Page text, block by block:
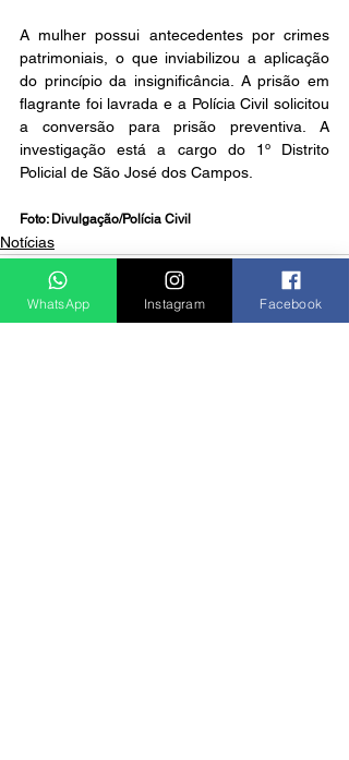
A mulher possui antecedentes por crimes
patrimoniais, o que inviabilizou a aplicação
do princípio da insignificância. A prisão em
flagrante foi lavrada e a Polícia Civil solicitou
a conversão para prisão preventiva. A
investigação está a cargo do 1º Distrito
Policial de São José dos Campos.
Foto: Divulgação/Polícia Civil
Notícias
WhatsApp Instagram Facebook